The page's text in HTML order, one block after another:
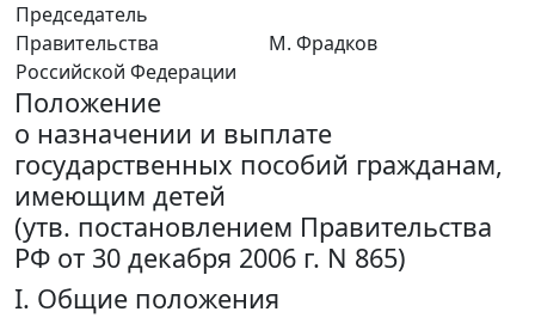
Председатель
Правительства
Российской Федерации
М. Фрадков
Положение
о назначении и выплате
государственных пособий гражданам,
имеющим детей
(утв. постановлением Правительства
РФ от 30 декабря 2006 г. N 865)
I. Общие положения